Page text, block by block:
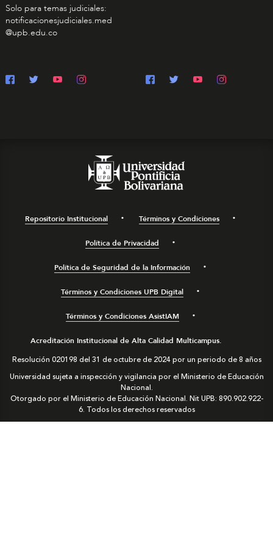
Solo para temas judiciales:
notificacionesjudiciales.med
@upb.edu.co
Repositorio Institucional Términos y Condiciones
Política de Privacidad
Política de Seguridad de la Información
Términos y Condiciones UPB Digital
Términos y Condiciones AsistIAM
Acreditación Institucional de Alta Calidad Multicampus.
Resolución 020198 del 31 de octubre de 2024 por un periodo de 8 años
Universidad sujeta a inspección y vigilancia por el Ministerio de Educación
Nacional.
Otorgado por el Ministerio de Educación Nacional. Nit UPB: 890.902.922-
6. Todos los derechos reservados